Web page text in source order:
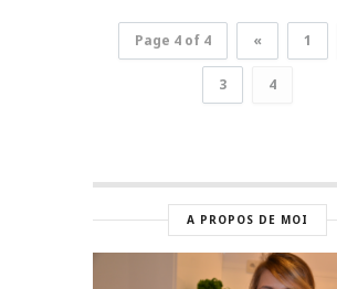
Page 4 of 4 « 1
3 4
A PROPOS DE MOI